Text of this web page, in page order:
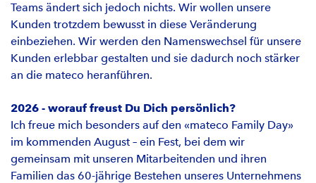
Teams ändert sich jedoch nichts. Wir wollen unsere
Kunden trotzdem bewusst in diese Veränderung
einbeziehen. Wir werden den Namenswechsel für unsere
Kunden erlebbar gestalten und sie dadurch noch stärker
an die mateco heranführen.
2026 - worauf freust Du Dich persönlich?
Ich freue mich besonders auf den «mateco Family Day»
im kommenden August – ein Fest, bei dem wir
gemeinsam mit unseren Mitarbeitenden und ihren
Familien das 60-jährige Bestehen unseres Unternehmens